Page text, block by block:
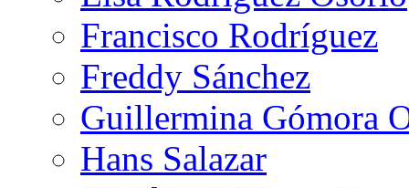
Francisco Rodríguez
Freddy Sánchez
Guillermina Gómora
Hans Salazar